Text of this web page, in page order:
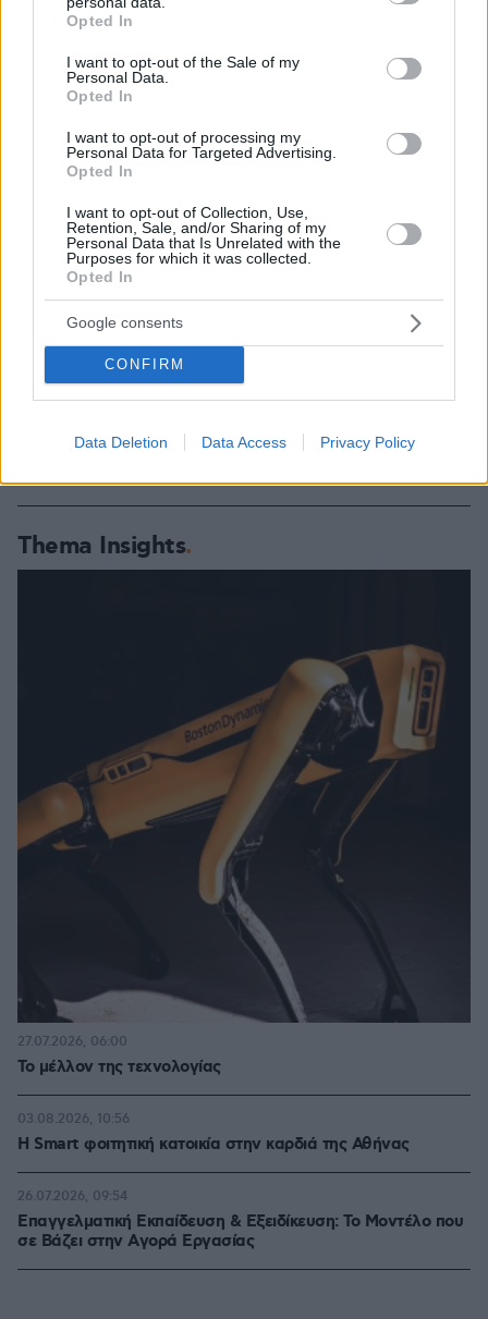
grant or deny consent to Google and its third-party tags to
use your data for below specified purposes in below Google
consent section.
Opted In
I want to opt-out of the Sale of my
Personal Data.
Opted In
I want to opt-out of processing my
Personal Data for Targeted Advertising.
Opted In
I want to opt-out of Collection, Use,
Retention, Sale, and/or Sharing of my
Personal Data that Is Unrelated with the
Purposes for which it was collected.
Opted In
Google consents
CONFIRM
Data Deletion Data Access Privacy Policy
εξασφαλίσουμε μια δίκαιη ειρήνη, λέει ο Ζελένσκι
13.08.2025, 13:34
Thema Insights
Το μέλλον της τεχνολογίας
27.07.2026, 06:00
Η Smart φοιτητική κατοικία στην καρδιά της Αθήνας
03.08.2026, 10:56
Επαγγελματική Εκπαίδευση & Εξειδίκευση: Το Mοντέλο που
σε Bάζει στην Aγορά Eργασίας
26.07.2026, 09:54